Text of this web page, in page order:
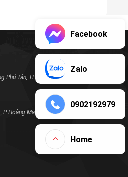
Tân, TP Bình Dương
Hoàng Mai, TP Hà Nội
Facebook
Zalo
0902192979
Home